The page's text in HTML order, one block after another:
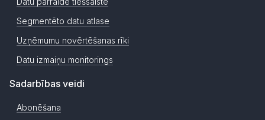
Segmentēto datu atlase
Uzņēmumu novērtēšanas rīki
Datu izmaiņu monitorings
Sadarbības veidi
Abonēšana